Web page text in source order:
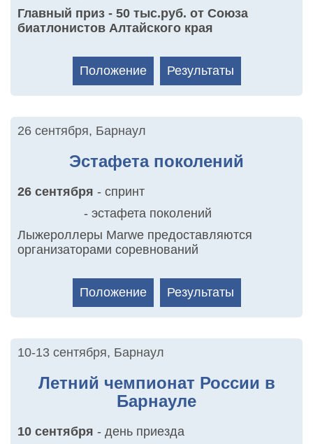
Главный приз - 50 тыс.руб. от Союза
биатлонистов Алтайского края
Положение Результаты
26 сентября, Барнаул
Эстафета поколений
26 сентября - спринт
- эстафета поколений
Лыжероллеры Marwe предоставляются
организаторами соревнований
Положение Результаты
10-13 сентября, Барнаул
Летний чемпионат России в
Барнауле
10 сентября - день приезда